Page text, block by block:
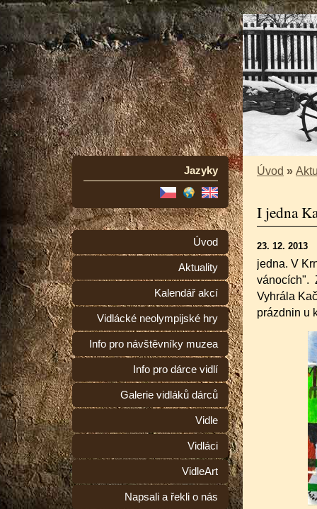
Jazyky
Úvod
Aktuality
Kalendář akcí
Vidlácké neolympijské hry
Info pro návštěvníky muzea
Info pro dárce vidlí
Galerie vidláků dárců
Vidle
Vidláci
VidleArt
Napsali a řekli o nás
Úvod »
I jedna
23. 12. 2013
jedna. V
vánocích".
Vyhrála
prázdnin u